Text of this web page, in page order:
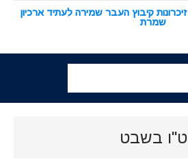
ARCHION SHOMRAT זיכרונות קיבוץ העבר שמירה לעתיד ארכיון
שמרת
ט"ו בשבט